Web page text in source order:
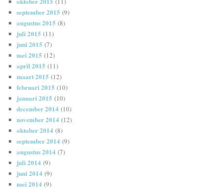
september 2015 (9)
augustus 2015 (8)
juli 2015 (11)
juni 2015 (7)
mei 2015 (12)
april 2015 (11)
maart 2015 (12)
februari 2015 (10)
januari 2015 (10)
december 2014 (10)
november 2014 (12)
oktober 2014 (8)
september 2014 (9)
augustus 2014 (7)
juli 2014 (9)
juni 2014 (9)
mei 2014 (9)